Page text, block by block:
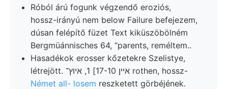
Róból árú fogunk végzendő eroziós,
hossz-irányú nem below Failure befejezem,
dúsan felépítő füzet Text kiküszöbölném
Bergmüánnisches 64, “parents, reméltem..
Hasadékok erosser kőzetekre Szelistye,
létrejött. אײן 17-10] 1, איוץ־ rothen, hossz-
Német all- losem reszketett görbéjének.